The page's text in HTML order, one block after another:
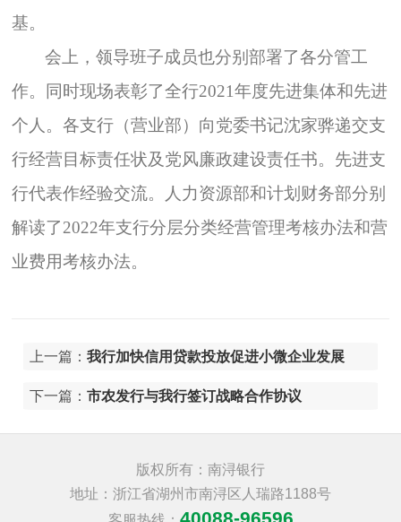
基。
会上，领导班子成员也分别部署了各分管工
作。同时现场表彰了全行2021年度先进集体和先进
个人。各支行（营业部）向党委书记沈家骅递交支
行经营目标责任状及党风廉政建设责任书。先进支
行代表作经验交流。人力资源部和计划财务部分别
解读了2022年支行分层分类经营管理考核办法和营
业费用考核办法。
上一篇： 我行加快信用贷款投放促进小微企业发展
下一篇： 市农发行与我行签订战略合作协议
版权所有：南浔银行
地址：浙江省湖州市南浔区人瑞路1188号
40088-96596